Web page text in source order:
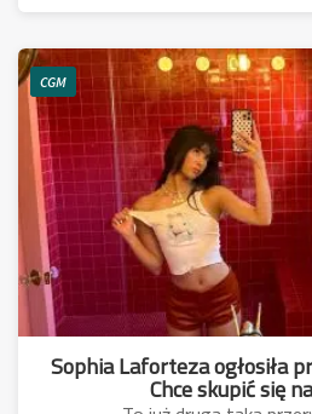
CGM
Sophia Laforteza ogłosiła
Chce skupić się